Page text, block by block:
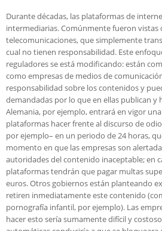
Durante décadas, las plataformas de
intermediarias. Comúnmente fueron vistas
telecomunicaciones, que simplemente
cual no tienen responsabilidad. Este
reguladores se está modificando: están
como empresas de medios de
responsabilidad sobre los contenidos y
demandadas por lo que en ellas publican y
Alemania, por ejemplo, entrará en vigor
plataformas hacer frente al discurso de
por ejemplo– en un periodo de 24 horas,
momento en que las empresas son
autoridades del contenido inaceptable; en
plataformas tendrán que pagar multas
euros. Otros gobiernos están planteando
retiren inmediatamente este contenido
pornografía infantil, por ejemplo). Las
hacer esto sería sumamente difícil y